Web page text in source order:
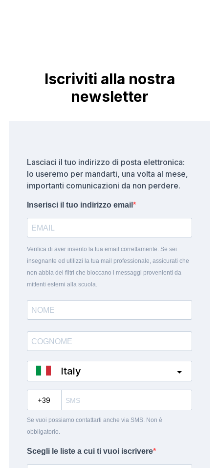
Iscriviti alla nostra
newsletter
Lasciaci il tuo indirizzo di posta elettronica:
lo useremo per mandarti, una volta al mese,
importanti comunicazioni da non perdere.
Inserisci il tuo indirizzo email
Verifica di aver inserito la tua email correttamente. Se sei
insegnante ed utilizzi la tua mail professionale, assicurati che
non abbia dei filtri che bloccano i messaggi provenienti da
mittenti esterni alla scuola.
Italy
Se vuoi possiamo contattarti anche via SMS. Non è
obbligatorio.
Scegli le liste a cui ti vuoi iscrivere